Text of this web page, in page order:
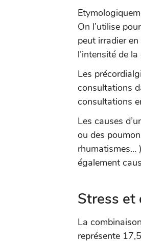
On l’utilise
peut irradier
l’intensité de
Les
consultations
consultations
Les causes
ou des
rhumatismes…
également
Stress et
La
représente